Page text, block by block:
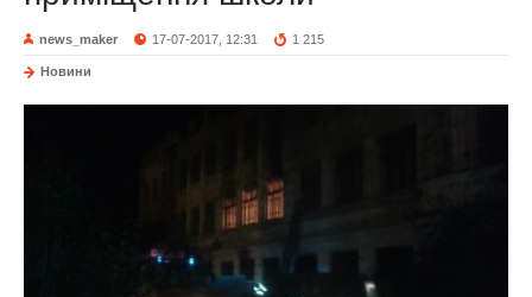
news_maker 17-07-2017, 12:31 1 215
Новини